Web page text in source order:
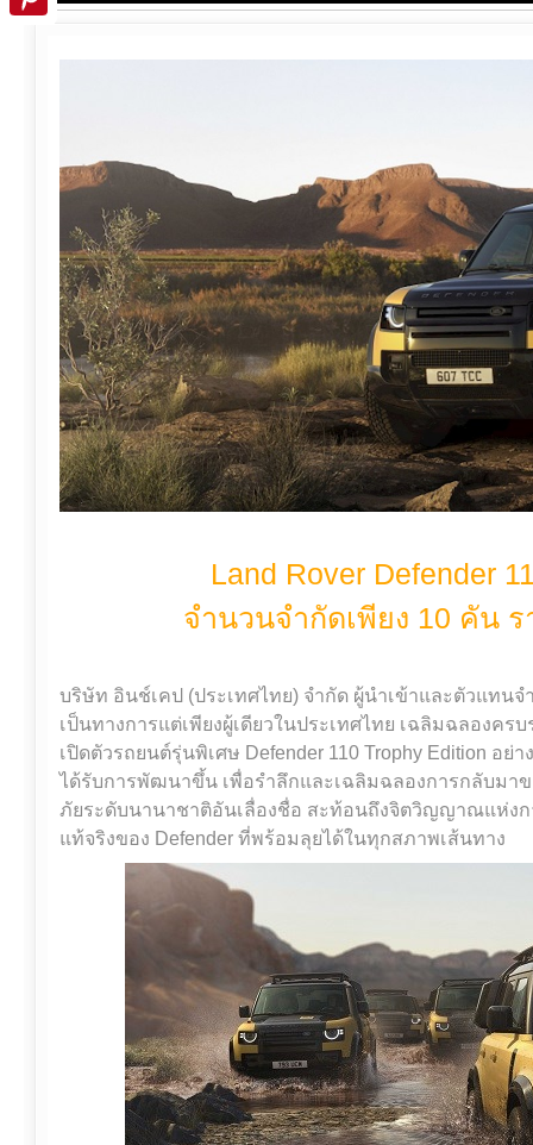
Land Rover Defender
จำนวนจำกัดเพียง 10 คัน
บริษัท อินช์เคป (ประเทศไทย) จำกัด ผู้นำเข้าและตัวแทน
เป็นทางการแต่เพียงผู้เดียวในประเทศไทย เฉลิมฉลองคร
เปิดตัวรถยนต์รุ่นพิเศษ Defender 110 Trophy Edition อ
ได้รับการพัฒนาขึ้น เพื่อรำลึกและเฉลิมฉลองการกลับมา
ภัยระดับนานาชาติอันเลื่องชื่อ สะท้อนถึงจิตวิญญาณแห่ง
แท้จริงของ Defender ที่พร้อมลุยได้ในทุกสภาพเส้นทาง